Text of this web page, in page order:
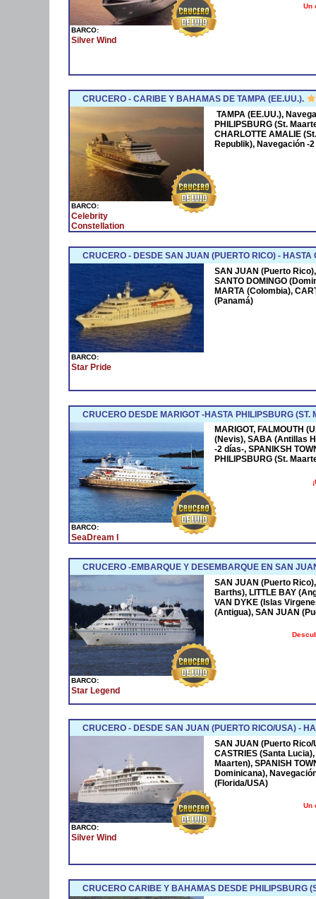
BARCO:
Silver Wind
Un
CRUCERO - CARIBE Y BAHAMAS DE TAMPA (EE.UU.).
BARCO:
Celebrity
Constellation
TAMPA (EE.UU.),
PHILIPSBURG (St.
CHARLOTTE AMALIE
Republik), Navegación -2
CRUCERO - DESDE SAN JUAN (PUERTO RICO) - HASTA
BARCO:
Star Pride
SAN JUAN (Puerto
SANTO DOMINGO
MARTA (Colombia),
(Panamá)
CRUCERO DESDE MARIGOT -HASTA PHILIPSBURG (ST.
BARCO:
SeaDream I
MARIGOT, FALMOUTH
(Nevis), SABA (Antillas
-2 días-, SPANIKSH
PHILIPSBURG (St.
CRUCERO -EMBARQUE Y DESEMBARQUE EN SAN
BARCO:
Star Legend
SAN JUAN (Puerto
Barths), LITTLE BAY
VAN DYKE (Islas
(Antigua), SAN JUAN
CRUCERO - DESDE SAN JUAN (PUERTO RICO/USA) -
BARCO:
Silver Wind
SAN JUAN (Puerto Rico/
CASTRIES (Santa
Maarten), SPANISH
Dominicana),
(Florida/USA)
Un
CRUCERO CARIBE Y BAHAMAS DESDE PHILIPSBURG